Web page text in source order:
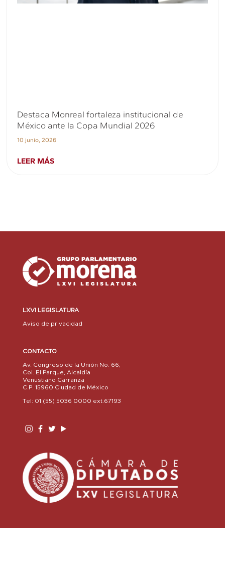
Destaca Monreal fortaleza institucional de
México ante la Copa Mundial 2026
10 junio, 2026
LEER MÁS
LXVI LEGISLATURA
Aviso de privacidad
CONTACTO
Av. Congreso de la Unión No. 66,
Col. El Parque, Alcaldía
Venustiano Carranza
C.P. 15960 Ciudad de México
Tel: 01 (55) 5036 0000 ext.67193